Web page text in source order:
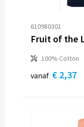
610980301
100% Cotton
vanaf € 2,37